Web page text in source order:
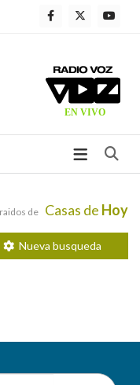
de Casas de Hoy
Nueva busqueda